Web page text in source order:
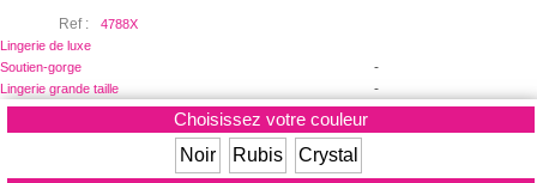
Ref :
4788X
Lingerie de luxe
-
Soutien-gorge
-
Lingerie grande taille
Choisissez votre couleur
Noir
Rubis
Crystal